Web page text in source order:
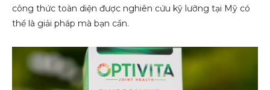
công thức toàn diện được nghiên cứu kỹ lưỡng tại Mỹ có
thể là giải pháp mà bạn cần.